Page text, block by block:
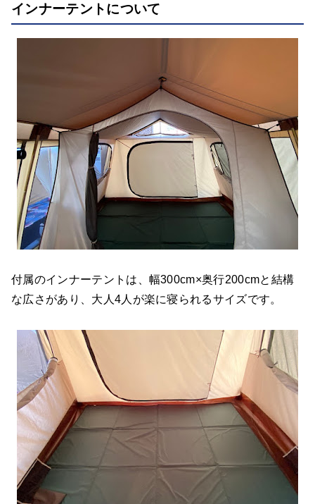
インナーテントについて
付属のインナーテントは、幅300cm×奥行200cmと結構
な広さがあり、大人4人が楽に寝られるサイズです。